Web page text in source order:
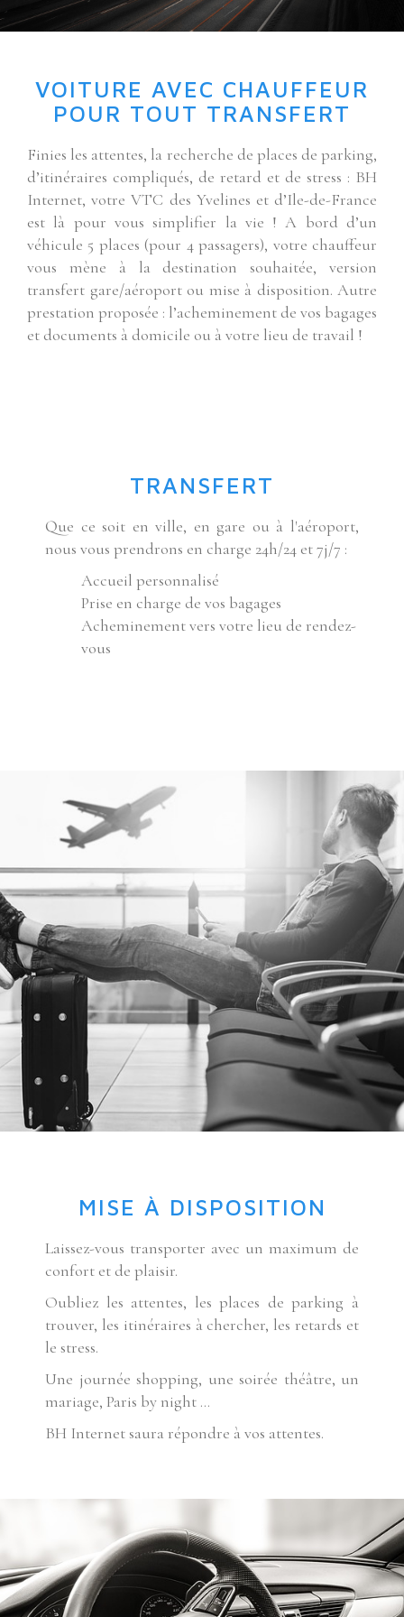
VOITURE AVEC CHAUFFEUR
POUR TOUT TRANSFERT
Finies les attentes, la recherche de places de parking,
d’itinéraires compliqués, de retard et de stress : BH
Internet, votre VTC des Yvelines et d’Ile-de-France
est là pour vous simplifier la vie ! A bord d’un
véhicule 5 places (pour 4 passagers), votre chauffeur
vous mène à la destination souhaitée, version
transfert gare/aéroport ou mise à disposition. Autre
prestation proposée : l’acheminement de vos bagages
et documents à domicile ou à votre lieu de travail !
TRANSFERT
Que ce soit en ville, en gare ou à l'aéroport,
nous vous prendrons en charge 24h/24 et 7j/7 :
Accueil personnalisé
Prise en charge de vos bagages
Acheminement vers votre lieu de rendez-
vous
MISE À DISPOSITION
Laissez-vous transporter avec un maximum de
confort et de plaisir.
Oubliez les attentes, les places de parking à
trouver, les itinéraires à chercher, les retards et
le stress.
Une journée shopping, une soirée théâtre, un
mariage, Paris by night ...
BH Internet saura répondre à vos attentes.